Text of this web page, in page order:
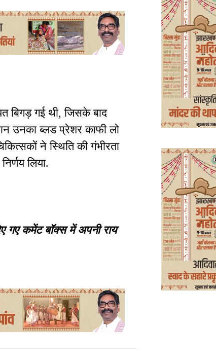
बिगड़ गई थी, जिसके बाद
उनका ब्लड प्रेशर काफी लो
ने स्थिति की गंभीरता
लिया.
कमेंट बॉक्स में अपनी राय